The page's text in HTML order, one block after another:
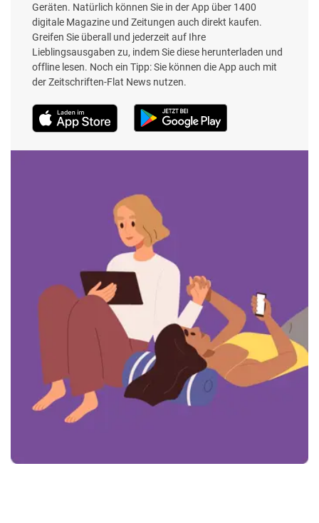
Geräten. Natürlich können Sie in der App über 1400
digitale Magazine und Zeitungen auch direkt kaufen.
Greifen Sie überall und jederzeit auf Ihre
Lieblingsausgaben zu, indem Sie diese herunterladen und
offline lesen. Noch ein Tipp: Sie können die App auch mit
der Zeitschriften-Flat News nutzen.